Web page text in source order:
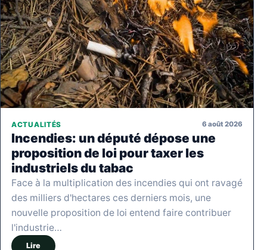
ACTUALITÉS 6 août 2026
Incendies: un député dépose une
proposition de loi pour taxer les
industriels du tabac
Face à la multiplication des incendies qui ont ravagé
des milliers d'hectares ces derniers mois, une
nouvelle proposition de loi entend faire contribuer
l'industrie…
Lire